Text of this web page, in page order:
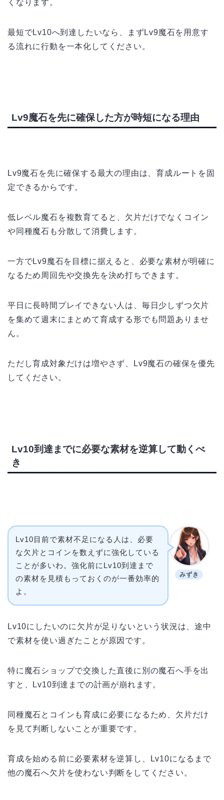
くなります。
最短でLv10へ到達したいなら、まずLv9魔石を用意す
る流れに行動を一本化してください。
Lv9魔石を先に確保した方が時短になる理由
Lv9魔石を先に確保する最大の理由は、育成ルートを固
定できるからです。
低レベル魔石を複数育てると、欠片だけでなくコイン
や同種魔石も分散して消費します。
一方でLv9魔石を目標に据えると、必要な素材が明確に
なるため周回先や交換先を決め打ちできます。
平日に長時間プレイできない人は、毎日少しずつ欠片
を集めて週末にまとめて育成する形でも問題ありませ
ん。
ただし育成対象だけは増やさず、Lv9魔石の確保を優先
してください。
Lv10到達までに必要な素材を逆算して動くべ
き
みずき
Lv10目前で素材不足になる人は、必要
な欠片とコインを数えずに強化している
ことが多いわ。強化前にLv10到達まで
の素材を見積もっておくのが一番効率的
よ。
Lv10にしたいのに欠片が足りないという状況は、途中
で素材を使い過ぎたことが原因です。
特に魔石ショップで交換した直後に別の魔石へ手を出
すと、Lv10到達までの計画が崩れます。
同種魔石とコインも育成に必要になるため、欠片だけ
を見て判断しないことが重要です。
育成を始める前に必要素材を逆算し、Lv10になるまで
他の魔石へ欠片を使わない判断をしてください。